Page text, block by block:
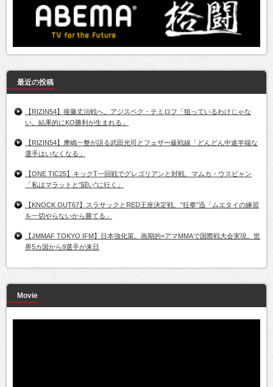
最近の投稿
【RIZIN54】後藤丈治戦へ。アジスベク・テミロフ「狙っているわけじゃな
い。結果的にKO勝利が生まれる」
【RIZIN54】摩嶋一整が語る武田光司とフェザー級戦線「どんどん中途半端な
選手はいなくなる」
【ONE TIC25】キックT一回戦でグレゴリアンと対戦、マムカ・ウスビャン
「私はマラットと“闘い”に行く」
【KNOCK OUT67】スラサックとRED王座決定戦、“狂拳”迅「ムエタイの練習
を一切やらないから勝てる」
【JMMAF TOKYO IFM】日本強化策。画期的=アマMMAで国際戦大会実現。世
界5カ国から9選手が来日
Movie